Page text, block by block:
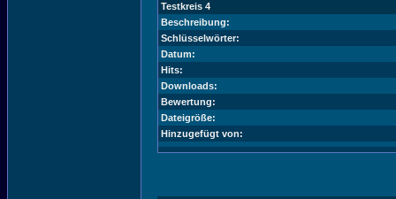
Testkreis 4
Beschreibung:
Schlüsselwörter:
Datum:
Hits:
Downloads:
Bewertung:
Dateigröße:
Hinzugefügt von: